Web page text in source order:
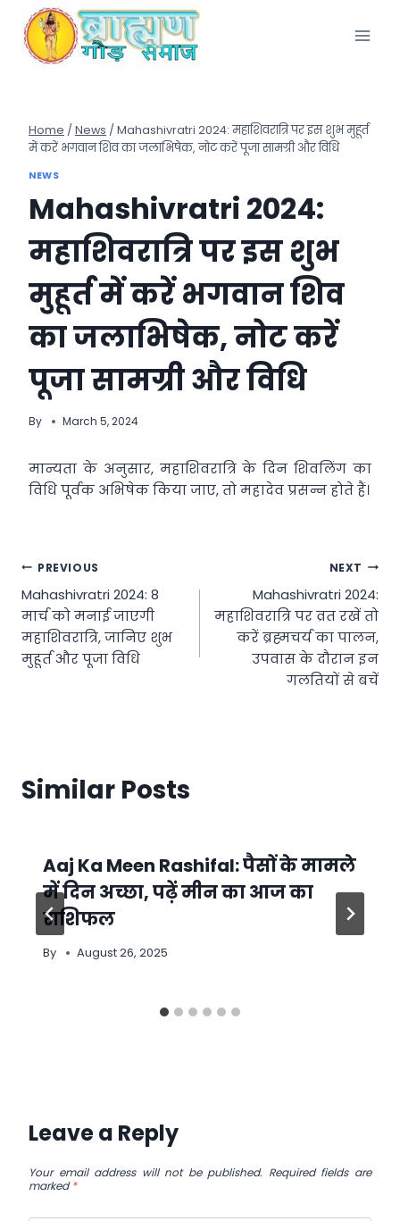
content
Home / News / Mahashivratri 2024: महाशिवरात्रि पर इस शुभ मुहूर्त
में करें भगवान शिव का जलाभिषेक, नोट करें पूजा सामग्री और विधि
NEWS
Mahashivratri 2024:
महाशिवरात्रि पर इस शुभ
मुहूर्त में करें भगवान शिव
का जलाभिषेक, नोट करें
पूजा सामग्री और विधि
By March 5, 2024
मान्यता के अनुसार, महाशिवरात्रि के दिन शिवलिंग का
विधि पूर्वक अभिषेक किया जाए, तो महादेव प्रसन्न होते हैं।
Post
navigation
PREVIOUS
Mahashivratri 2024: 8
मार्च को मनाई जाएगी
महाशिवरात्रि, जानिए शुभ
मुहूर्त और पूजा विधि
NEXT
Mahashivratri 2024:
महाशिवरात्रि पर व्रत रखें तो
करें ब्रह्मचर्य का पालन,
उपवास के दौरान इन
गलतियों से बचें
Similar Posts
Aaj Ka Meen Rashifal: पैसों के मामले
में दिन अच्छा, पढ़ें मीन का आज का
राशिफल
By August 26, 2025
Leave a Reply
Your email address will not be published. Required fields are
marked*